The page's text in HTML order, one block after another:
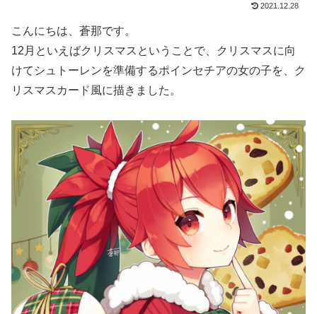
2021.12.28
こんにちは、蒼那です。
12月といえばクリスマスということで、クリスマスに向
けてシュトーレンを準備するポインセチアの女の子を、ク
リスマスカード風に描きました。